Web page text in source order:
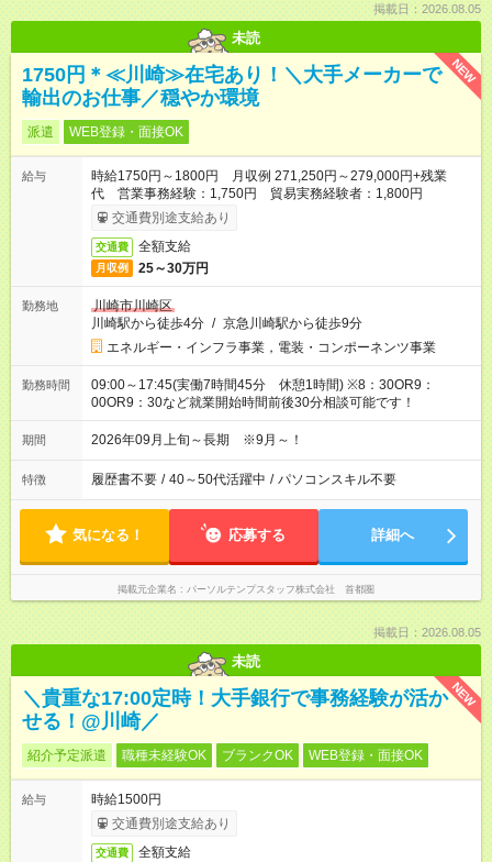
掲載日：2026.08.05
未読
NEW
1750円＊≪川崎≫在宅あり！＼大手メーカーで
輸出のお仕事／穏やか環境
派遣 WEB登録・面接OK
給与
時給1750円～1800円 月収例 271,250円～279,000円+残業
代 営業事務経験：1,750円 貿易実務経験者：1,800円
交通費別途支給あり
交通費 全額支給
月収例 25～30万円
勤務地
川崎市川崎区
川崎駅から徒歩4分 / 京急川崎駅から徒歩9分
エネルギー・インフラ事業，電装・コンポーネンツ事業
勤務時間
09:00～17:45(実働7時間45分 休憩1時間) ※8：30OR9：
00OR9：30など就業開始時間前後30分相談可能です！
期間 2026年09月上旬～長期 ※9月～！
特徴 履歴書不要 / 40～50代活躍中 / パソコンスキル不要
気になる！ 応募する 詳細へ
掲載元企業名 パーソルテンプスタッフ株式会社 首都圏
掲載日：2026.08.05
未読
NEW
＼貴重な17:00定時！大手銀行で事務経験が活か
せる！@川崎／
紹介予定派遣 職種未経験OK ブランクOK WEB登録・面接OK
給与
時給1500円
交通費別途支給あり
交通費 全額支給